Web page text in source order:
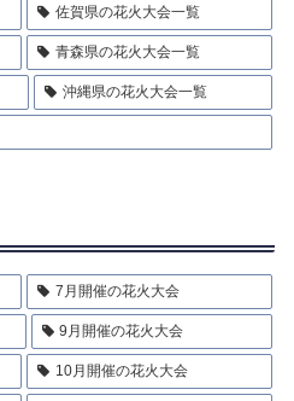
佐賀県の花火大会一覧
青森県の花火大会一覧
沖縄県の花火大会一覧
7月開催の花火大会
9月開催の花火大会
10月開催の花火大会